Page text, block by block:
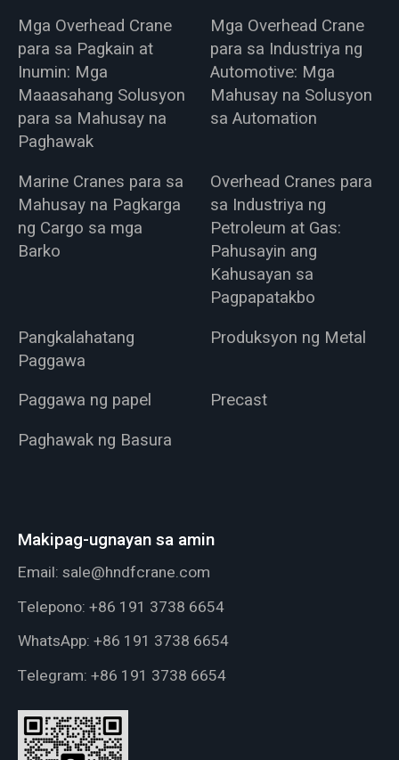
Mga Overhead Crane
para sa Pagkain at
Inumin: Mga
Maaasahang Solusyon
para sa Mahusay na
Paghawak
Mga Overhead Crane
para sa Industriya ng
Automotive: Mga
Mahusay na Solusyon
sa Automation
Marine Cranes para sa
Mahusay na Pagkarga
ng Cargo sa mga
Barko
Overhead Cranes para
sa Industriya ng
Petroleum at Gas:
Pahusayin ang
Kahusayan sa
Pagpapatakbo
Pangkalahatang
Paggawa
Produksyon ng Metal
Paggawa ng papel
Precast
Paghawak ng Basura
Makipag-ugnayan sa amin
Email: sale@hndfcrane.com
Telepono: +86 191 3738 6654
WhatsApp: +86 191 3738 6654
Telegram: +86 191 3738 6654